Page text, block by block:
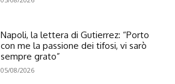
Napoli, la lettera di Gutierrez: “Porto
con me la passione dei tifosi, vi sarò
sempre grato”
05/08/2026